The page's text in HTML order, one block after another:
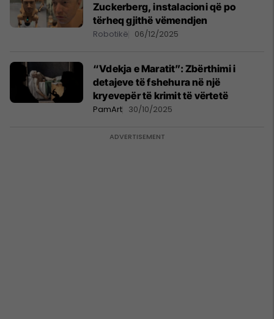
Zuckerberg, instalacioni që po
tërheq gjithë vëmendjen
Robotikë 06/12/2025
“Vdekja e Maratit”: Zbërthimi i
detajeve të fshehura në një
kryevepër të krimit të vërtetë
PamArt 30/10/2025